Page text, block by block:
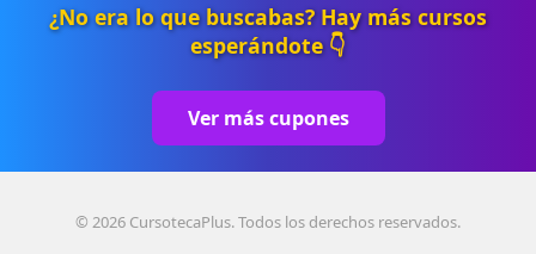
¿No era lo que buscabas? Hay más cursos
esperándote 👇
Ver más cupones
© 2026 CursotecaPlus. Todos los derechos reservados.